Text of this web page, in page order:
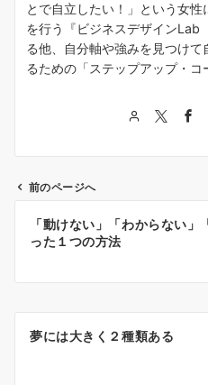
とで自立したい！」という女
を行う『ビジネスデザインLab
る他、自分軸や強みを見つけ
るための「ステップアップ・コ
稿
ゲ
前のページへ
「動けない」「わからない
った１つの方法
夢には大きく２種類ある